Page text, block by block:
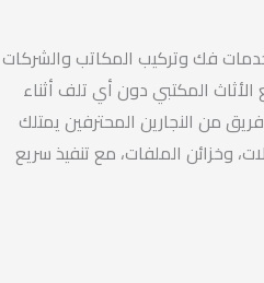
فك وتركيب المكاتب والشركات
المكتبي دون أي تلف أثناء
من النجارين المحترفين يمتلك
وخزائن الملفات، مع تنفيذ سريع